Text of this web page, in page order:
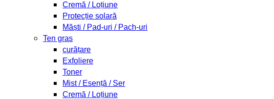
Cremă / Loțiune
Protecție solară
Măști / Pad-uri / Pach-uri
Ten gras
curățare
Exfoliere
Toner
Mist / Esență / Ser
Cremă / Loțiune